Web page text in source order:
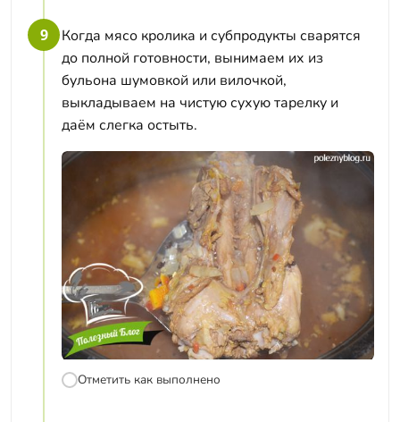
9
Когда мясо кролика и субпродукты сварятся
до полной готовности, вынимаем их из
бульона шумовкой или вилочкой,
выкладываем на чистую сухую тарелку и
даём слегка остыть.
Отметить как выполнено